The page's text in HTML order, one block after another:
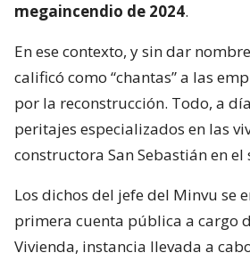
megaincendio de 2024.
En ese contexto, y sin dar
calificó como “chantas” a las
por la reconstrucción. Todo, a
peritajes especializados en las
constructora San Sebastián en el
Los dichos del jefe del Minvu se
primera cuenta pública a cargo
Vivienda, instancia llevada a